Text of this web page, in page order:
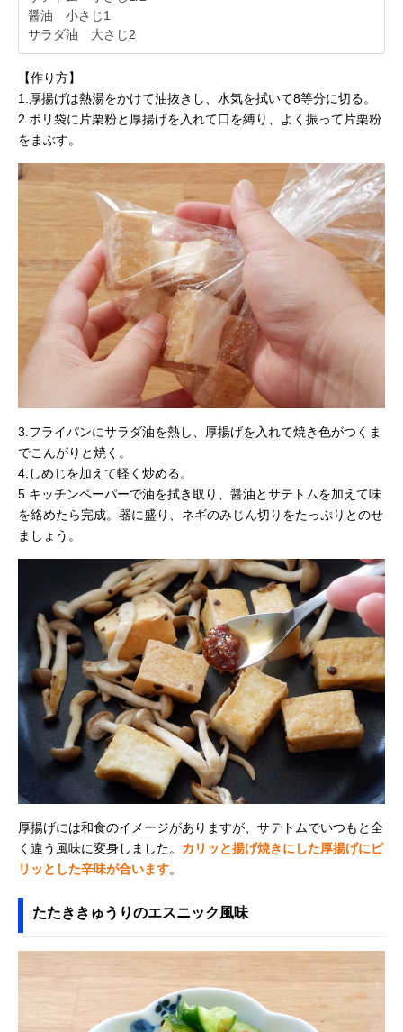
醤油 小さじ1
サラダ油 大さじ2
【作り方】
1.厚揚げは熱湯をかけて油抜きし、水気を拭いて8等分に切る。
2.ポリ袋に片栗粉と厚揚げを入れて口を縛り、よく振って片栗粉
をまぶす。
3.フライパンにサラダ油を熱し、厚揚げを入れて焼き色がつくま
でこんがりと焼く。
4.しめじを加えて軽く炒める。
5.キッチンペーパーで油を拭き取り、醤油とサテトムを加えて味
を絡めたら完成。器に盛り、ネギのみじん切りをたっぷりとのせ
ましょう。
厚揚げには和食のイメージがありますが、サテトムでいつもと全
く違う風味に変身しました。 カリッと揚げ焼きにした厚揚げにピ
リッとした辛味が合います。
たたききゅうりのエスニック風味